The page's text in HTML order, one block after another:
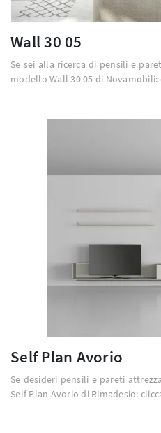
Wall 30 05
Se sei alla ricerca di pensili e
modello Wall 30 05 di
Self Plan Avorio
Se desideri pensili e pareti
Self Plan Avorio di Rimadesio: